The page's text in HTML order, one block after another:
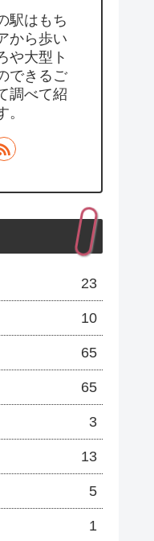
駅はもち
から歩い
や大型ト
できるご
調べて紹
23
10
65
65
3
13
5
1